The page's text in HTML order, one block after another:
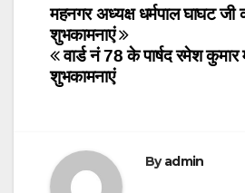
Post
navigation
महनगर अध्यक्ष धर्मपाल घाघट
शुभकामनाएं
वार्ड नं 78 के पार्षद रमेश
शुभकामनाएं
Byadmin